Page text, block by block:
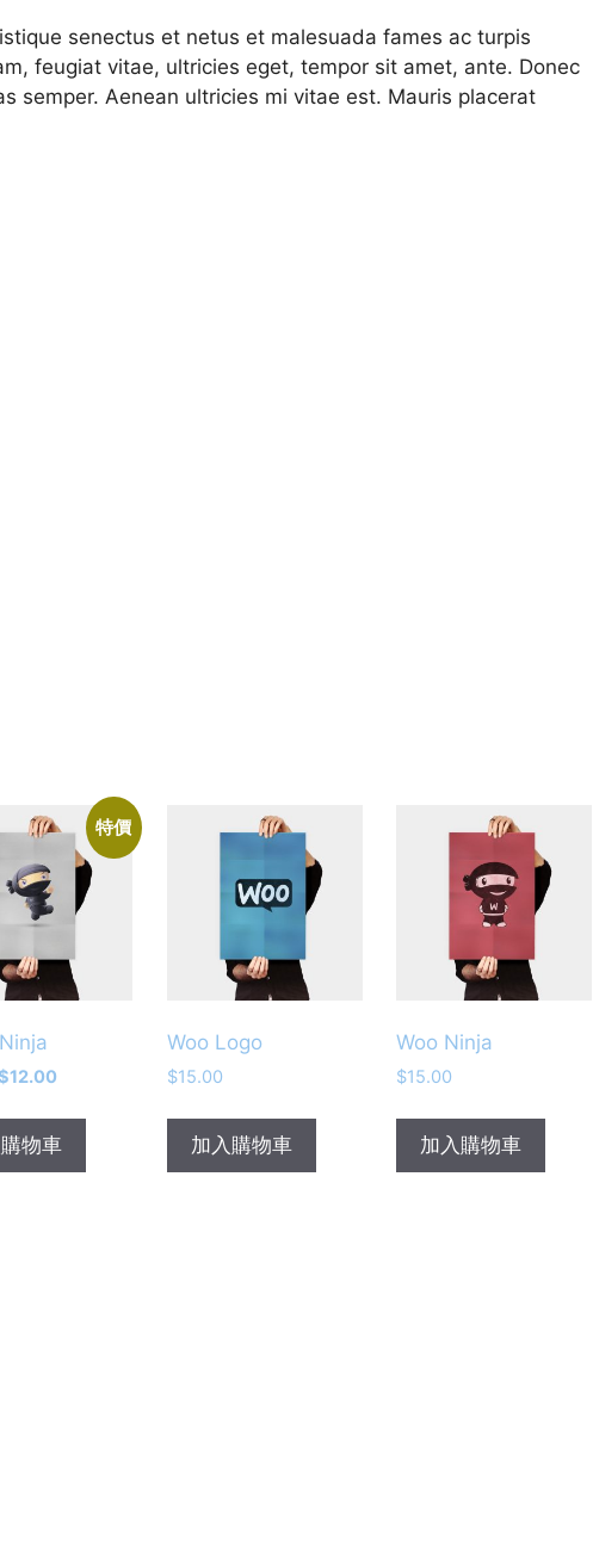
senectus et netus et malesuada fames ac turpis
feugiat vitae, ultricies eget, tempor sit amet, ante. Donec
semper. Aenean ultricies mi vitae est. Mauris placerat
特價
12.00
物車
Woo Logo
$15.00
加入購物車
Woo Ninja
$15.00
加入購物車